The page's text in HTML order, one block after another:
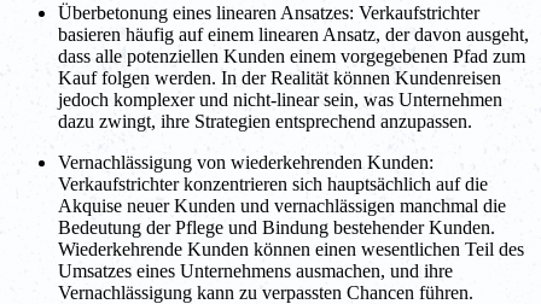
Überbetonung eines linearen Ansatzes: Verkaufstrichter
basieren häufig auf einem linearen Ansatz, der davon ausgeht,
dass alle potenziellen Kunden einem vorgegebenen Pfad zum
Kauf folgen werden. In der Realität können Kundenreisen
jedoch komplexer und nicht-linear sein, was Unternehmen
dazu zwingt, ihre Strategien entsprechend anzupassen.
Vernachlässigung von wiederkehrenden Kunden:
Verkaufstrichter konzentrieren sich hauptsächlich auf die
Akquise neuer Kunden und vernachlässigen manchmal die
Bedeutung der Pflege und Bindung bestehender Kunden.
Wiederkehrende Kunden können einen wesentlichen Teil des
Umsatzes eines Unternehmens ausmachen, und ihre
Vernachlässigung kann zu verpassten Chancen führen.